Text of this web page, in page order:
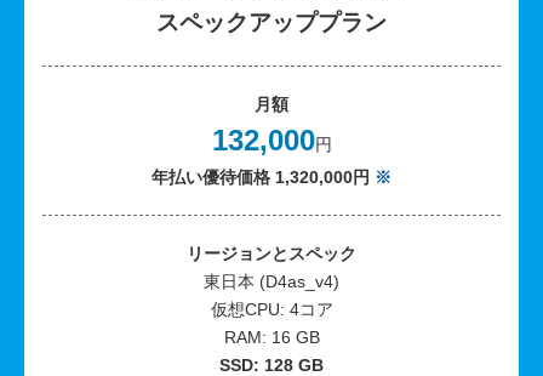
スペックアッププラン
月額
132,000円
年払い優待価格 1,320,000円 ※
リージョンとスペック
東日本 (D4as_v4)
仮想CPU: 4コア
RAM: 16 GB
SSD: 128 GB